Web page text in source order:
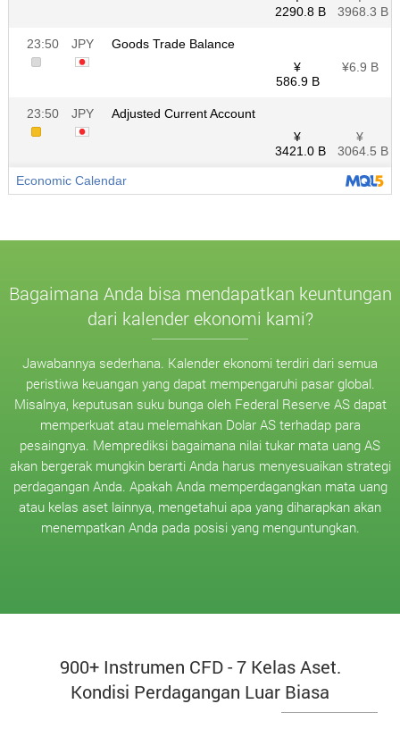
Bagaimana Anda bisa mendapatkan keuntungan
dari kalender ekonomi kami?
Jawabannya sederhana. Kalender ekonomi terdiri dari semua
peristiwa keuangan yang dapat mempengaruhi pasar global.
Misalnya, keputusan suku bunga oleh Federal Reserve AS dapat
memperkuat atau melemahkan Dolar AS terhadap para
pesaingnya. Memprediksi bagaimana nilai tukar mata uang AS
akan bergerak mungkin berarti Anda harus menyesuaikan strategi
perdagangan Anda. Apakah Anda memperdagangkan mata uang
atau kelas aset lainnya, mengetahui apa yang diharapkan akan
menempatkan Anda pada posisi yang menguntungkan.
900+ Instrumen CFD - 7 Kelas Aset.
Kondisi Perdagangan Luar Biasa